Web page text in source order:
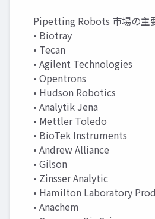
Pipetting Robots 市場の主
• Biotray
• Tecan
• Agilent Technologies
• Opentrons
• Hudson Robotics
• Analytik Jena
• Mettler Toledo
• BioTek Instruments
• Andrew Alliance
• Gilson
• Zinsser Analytic
• Hamilton Laboratory
• Anachem